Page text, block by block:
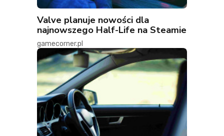
Valve planuje nowości dla
najnowszego Half-Life na Steamie
gamecorner.pl